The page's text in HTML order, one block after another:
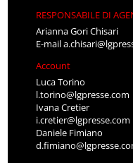
RESPONSABILE DI
Arianna Gori Chisari
E-mail
Account
Luca Torino
l.torino@lgpresse.com
Ivana Cretier
i.cretier@lgpresse.com
Daniele Fimiano